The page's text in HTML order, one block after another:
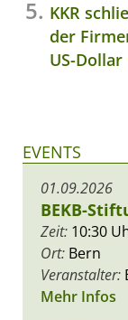
KKR
der
US-Dollar
EVENTS
01.09.2026
BEKB-
Zeit: 10:30
Ort: Bern
Veranstalter:
Mehr Infos